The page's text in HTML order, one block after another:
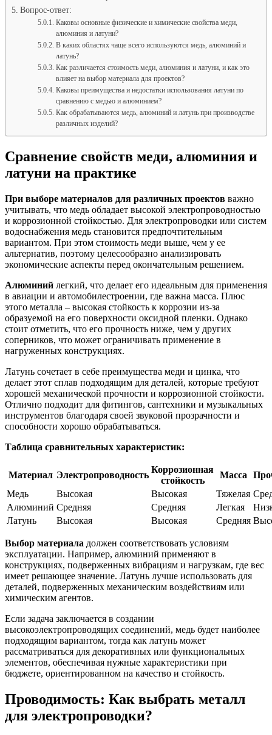
Вопрос-ответ:
Каковы основные физические и химические свойства меди,
алюминия и латуни?
В каких областях чаще всего используются медь, алюминий и
латунь?
Как различается стоимость меди, алюминия и латуни, и как это
влияет на выбор материала для проектов?
Каковы преимущества и недостатки использования латуни по
сравнению с медью и алюминием?
Как обрабатываются медь, алюминий и латунь при производстве
различных изделий?
Сравнение свойств меди, алюминия и
латуни на практике
При выборе материалов для различных проектов важно
учитывать, что медь обладает высокой электропроводностью
и коррозионной стойкостью. Для электропроводки или систем
водоснабжения медь становится предпочтительным
вариантом. При этом стоимость меди выше, чем у ее
альтернатив, поэтому целесообразно анализировать
экономические аспекты перед окончательным решением.
Алюминий легкий, что делает его идеальным для применения
в авиации и автомобилестроении, где важна масса. Плюс
этого металла – высокая стойкость к коррозии из-за
образуемой на его поверхности оксидной пленки. Однако
стоит отметить, что его прочность ниже, чем у других
соперников, что может ограничивать применение в
нагруженных конструкциях.
Латунь сочетает в себе преимущества меди и цинка, что
делает этот сплав подходящим для деталей, которые требуют
хорошей механической прочности и коррозионной стойкости.
Отлично подходит для фитингов, сантехники и музыкальных
инструментов благодаря своей звуковой прозрачности и
способности хорошо обрабатываться.
Таблица сравнительных характеристик:
Материал Электропроводность
Коррозионная
стойкость
Масса
Медь
Высокая Высокая Тяжелая
Алюминий Средняя Средняя Легкая
Латунь
Высокая Высокая Средняя
Выбор материала должен соответствовать условиям
эксплуатации. Например, алюминий применяют в
конструкциях, подверженных вибрациям и нагрузкам, где вес
имеет решающее значение. Латунь лучше использовать для
деталей, подверженных механическим воздействиям или
химическим агентов.
Если задача заключается в создании
высокоэлектропроводящих соединений, медь будет наиболее
подходящим вариантом, тогда как латунь может
рассматриваться для декоративных или функциональных
элементов, обеспечивая нужные характеристики при
бюджете, ориентированном на качество и стойкость.
Проводимость: Как выбрать металл
для электропроводки?